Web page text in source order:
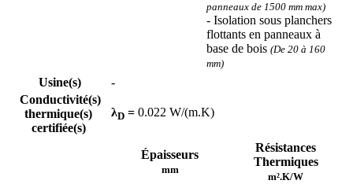
panneaux de 1500 mm max)
- Isolation sous planchers
flottants en panneaux à
base de bois (De 20 à 160
mm)
Usine(s)
-
Conductivité(s)
thermique(s)
certifiée(s)
λD = 0.022 W/(m.K)
Épaisseurs
mm
Résistances
Thermiques
m².K/W